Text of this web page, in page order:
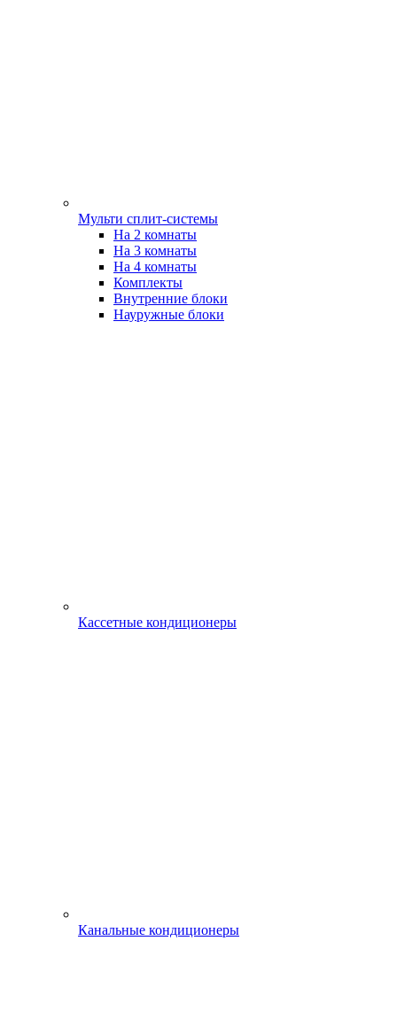
Мульти сплит-системы
На 2 комнаты
На 3 комнаты
На 4 комнаты
Комплекты
Внутренние блоки
Науружные блоки
Кассетные кондиционеры
Канальные кондиционеры